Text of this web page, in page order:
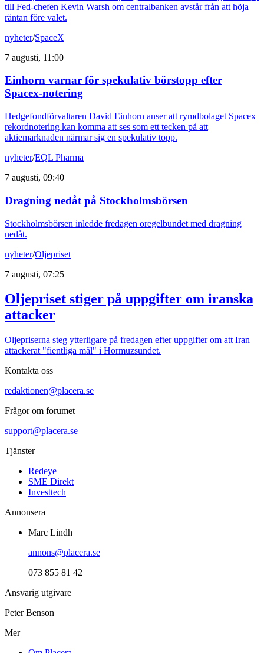
till Fed-chefen Kevin Warsh om centralbanken avstår från att höja
räntan före valet.
nyheter/SpaceX
7 augusti, 11:00
Einhorn varnar för spekulativ börstopp efter
Spacex-notering
Hedgefondförvaltaren David Einhorn anser att rymdbolaget Spacex
rekordnotering kan komma att ses som ett tecken på att
aktiemarknaden närmar sig en spekulativ topp.
nyheter/EQL Pharma
7 augusti, 09:40
Dragning nedåt på Stockholmsbörsen
Stockholmsbörsen inledde fredagen oregelbundet med dragning
nedåt.
nyheter/Oljepriset
7 augusti, 07:25
Oljepriset stiger på uppgifter om iranska
attacker
Oljepriserna steg ytterligare på fredagen efter uppgifter om att Iran
attackerat "fientliga mål" i Hormuzsundet.
Kontakta oss
redaktionen@placera.se
Frågor om forumet
support@placera.se
Tjänster
Redeye
SME Direkt
Investtech
Annonsera
Marc Lindh
annons@placera.se
073 855 81 42
Ansvarig utgivare
Peter Benson
Mer